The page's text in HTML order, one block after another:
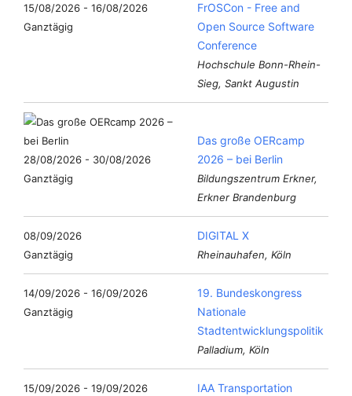
15/08/2026 - 16/08/2026
Ganztägig
FrOSCon - Free and
Open Source Software
Conference
Hochschule Bonn-Rhein-
Sieg, Sankt Augustin
28/08/2026 - 30/08/2026
Ganztägig
Das große OERcamp
2026 – bei Berlin
Bildungszentrum Erkner,
Erkner Brandenburg
08/09/2026
Ganztägig
DIGITAL X
Rheinauhafen, Köln
14/09/2026 - 16/09/2026
Ganztägig
19. Bundeskongress
Nationale
Stadtentwicklungspolitik
Palladium, Köln
15/09/2026 - 19/09/2026
IAA Transportation